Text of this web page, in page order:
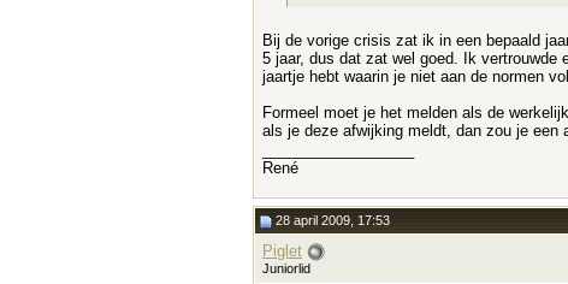
Bij de vorige crisis zat ik in een bepaald
5 jaar, dus dat zat wel goed. Ik vertrouwde
jaartje hebt waarin je niet aan de normen
Formeel moet je het melden als de
als je deze afwijking meldt, dan zou je een
René
28 april 2009, 17:53
Piglet
Juniorlid